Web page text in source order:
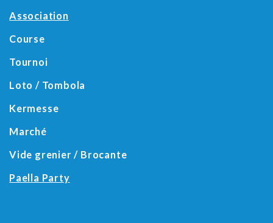
Association
Course
Tournoi
Loto / Tombola
Kermesse
Marché
Vide grenier / Brocante
Paella Party